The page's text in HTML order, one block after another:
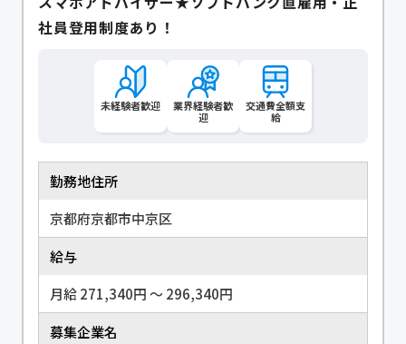
社員登用制度あり！
未経験者歓迎
業界経験者歓
迎
交通費全額支
給
勤務地住所
京都府京都市中京区
給与
月給 271,340円 〜 296,340円
募集企業名